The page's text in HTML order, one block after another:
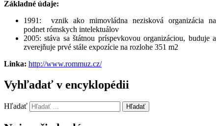
Základné údaje:
1991: vznik ako mimovládna nezisková organizácia na
podnet rómskych intelektuálov
2005: stáva sa štátnou príspevkovou organizáciou, buduje a
zverejňuje prvé stále expozície na rozlohe 351 m2
Linka: http://www.rommuz.cz/
Vyhľadať v encyklopédii
Hľadať Hľadať